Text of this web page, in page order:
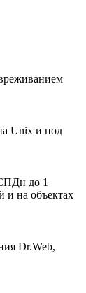
Unix и под
до 1
и на объектах
Dr.Web,